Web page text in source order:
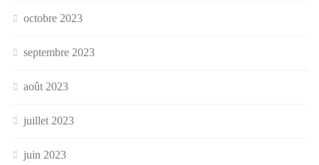
octobre 2023
septembre 2023
août 2023
juillet 2023
juin 2023